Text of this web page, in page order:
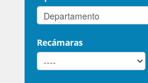
Recámaras